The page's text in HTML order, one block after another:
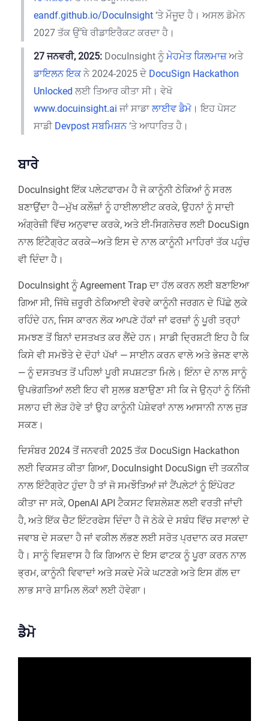
eandf.github.io/DocuInsight‘ਤੇ ਮੌਜੂਦ ਹੈ। ਅਸਲ ਡੋਮੇਨ
2027 ਤੱਕ ਉੱਥੇ ਰੀਡਾਇਰੈਕਟ ਕਰਦਾ ਹੈ।
27 ਜਨਵਰੀ, 2025:DocuInsight ਨੂੰਮੇਹਮੇਤ ਯਿਲਮਾਜ਼ਅਤੇ
ਡਾਇਲਨ ਇਕਨੇ 2024-2025 ਦੇ DocuSign Hackathon
Unlocked ਲਈ ਤਿਆਰ ਕੀਤਾ ਸੀ। ਵੇਖੋ
www.docuinsight.ai ਜਾਂ ਸਾਡਾਲਾਈਵ ਡੈਮੋ। ਇਹ ਪੋਸਟ
ਸਾਡੀ Devpost ਸਬਮਿਸ਼ਨ‘ਤੇ ਆਧਾਰਿਤ ਹੈ।
ਬਾਰੇ
DocuInsight ਇੱਕ ਪਲੇਟਫਾਰਮ ਹੈ ਜੋ ਕਾਨੂੰਨੀ ਠੇਕਿਆਂ ਨੂੰ ਸਰਲ
ਬਣਾਉਂਦਾ ਹੈ—ਮੁੱਖ ਕਲੌਜ਼ਾਂ ਨੂੰ ਹਾਈਲਾਈਟ ਕਰਕੇ, ਉਹਨਾਂ ਨੂੰ ਸਾਦੀ
ਅੰਗ੍ਰੇਜ਼ੀ ਵਿੱਚ ਅਨੁਵਾਦ ਕਰਕੇ, ਅਤੇ ਈ-ਸਿਗਨੇਚਰ ਲਈ DocuSign
ਨਾਲ ਇੰਟੈਗ੍ਰੇਟ ਕਰਕੇ—ਅਤੇ ਇਸ ਦੇ ਨਾਲ ਕਾਨੂੰਨੀ ਮਾਹਿਰਾਂ ਤੱਕ ਪਹੁੰਚ
ਵੀ ਦਿੰਦਾ ਹੈ।
DocuInsight ਨੂੰ Agreement Trap ਦਾ ਹੱਲ ਕਰਨ ਲਈ ਬਣਾਇਆ
ਗਿਆ ਸੀ, ਜਿੱਥੇ ਜ਼ਰੂਰੀ ਠੇਕਿਆਈ ਵੇਰਵੇ ਕਾਨੂੰਨੀ ਜਰਗਨ ਦੇ ਪਿੱਛੇ ਲੁਕੇ
ਰਹਿੰਦੇ ਹਨ, ਜਿਸ ਕਾਰਨ ਲੋਕ ਆਪਣੇ ਹੱਕਾਂ ਜਾਂ ਫਰਜ਼ਾਂ ਨੂੰ ਪੂਰੀ ਤਰ੍ਹਾਂ
ਸਮਝਣ ਤੋਂ ਬਿਨਾਂ ਦਸਤਖਤ ਕਰ ਲੈਂਦੇ ਹਨ। ਸਾਡੀ ਦ੍ਰਿਸ਼ਟੀ ਇਹ ਹੈ ਕਿ
ਕਿਸੇ ਵੀ ਸਮਝੌਤੇ ਦੇ ਦੋਹਾਂ ਪੱਖਾਂ — ਸਾਈਨ ਕਰਨ ਵਾਲੇ ਅਤੇ ਭੇਜਣ ਵਾਲੇ
— ਨੂੰ ਦਸਤਖਤ ਤੋਂ ਪਹਿਲਾਂ ਪੂਰੀ ਸਪਸ਼ਟਤਾ ਮਿਲੇ। ਇੰਨਾ ਦੇ ਨਾਲ ਸਾਨੂੰ
ਉਪਭੋਗਤਿਆਂ ਲਈ ਇਹ ਵੀ ਸੁਲਭ ਬਣਾਉਣਾ ਸੀ ਕਿ ਜੇ ਉਨ੍ਹਾਂ ਨੂੰ ਨਿੱਜੀ
ਸਲਾਹ ਦੀ ਲੋੜ ਹੋਵੇ ਤਾਂ ਉਹ ਕਾਨੂੰਨੀ ਪੇਸ਼ੇਵਰਾਂ ਨਾਲ ਆਸਾਨੀ ਨਾਲ ਜੁੜ
ਸਕਣ।
ਦਿਸੰਬਰ 2024 ਤੋਂ ਜਨਵਰੀ 2025 ਤੱਕ DocuSign Hackathon
ਲਈ ਵਿਕਸਤ ਕੀਤਾ ਗਿਆ, DocuInsight DocuSign ਦੀ ਤਕਨੀਕ
ਨਾਲ ਇੰਟੈਗ੍ਰੇਟ ਹੁੰਦਾ ਹੈ ਤਾਂ ਜੋ ਸਮਝੌਤਿਆਂ ਜਾਂ ਟੈਂਪਲੇਟਾਂ ਨੂੰ ਇੰਪੋਰਟ
ਕੀਤਾ ਜਾ ਸਕੇ, OpenAI API ਟੈਕਸਟ ਵਿਸ਼ਲੇਸ਼ਣ ਲਈ ਵਰਤੀ ਜਾਂਦੀ
ਹੈ, ਅਤੇ ਇੱਕ ਚੈਟ ਇੰਟਰਫੇਸ ਦਿੰਦਾ ਹੈ ਜੋ ਠੇਕੇ ਦੇ ਸਬੰਧ ਵਿੱਚ ਸਵਾਲਾਂ ਦੇ
ਜਵਾਬ ਦੇ ਸਕਦਾ ਹੈ ਜਾਂ ਵਕੀਲ ਲੱਭਣ ਲਈ ਸਰੋਤ ਪ੍ਰਦਾਨ ਕਰ ਸਕਦਾ
ਹੈ। ਸਾਨੂੰ ਵਿਸ਼ਵਾਸ ਹੈ ਕਿ ਗਿਆਨ ਦੇ ਇਸ ਫਾਟਕ ਨੂੰ ਪੂਰਾ ਕਰਨ ਨਾਲ
ਭ੍ਰਮ, ਕਾਨੂੰਨੀ ਵਿਵਾਦਾਂ ਅਤੇ ਸਕਦੇ ਮੌਕੇ ਘਟਣਗੇ ਅਤੇ ਇਸ ਗੱਲ ਦਾ
ਲਾਭ ਸਾਰੇ ਸ਼ਾਮਿਲ ਲੋਕਾਂ ਲਈ ਹੋਵੇਗਾ।
ਡੈਮੋ